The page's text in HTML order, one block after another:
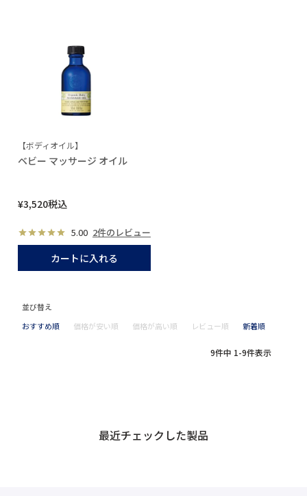
【ボディオイル】
ベビー マッサージ オイル
¥3,520税込
5.00 2件のレビュー
カートに入れる
並び替え
おすすめ順
価格が安い順 価格が高い順 レビュー順 新着順
9件中 1-9件表示
最近チェックした製品